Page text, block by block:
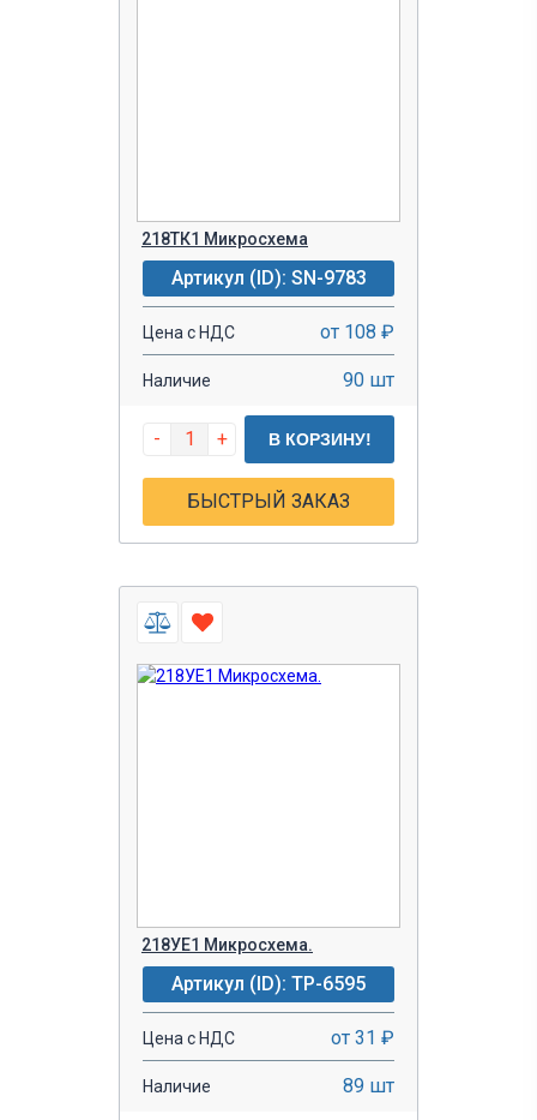
218ТК1 Микросхема
Артикул (ID): SN-9783
Цена с НДС от 108 ₽
Наличие 90 шт
- + В КОРЗИНУ!
БЫСТРЫЙ ЗАКАЗ
218УЕ1 Микросхема.
Артикул (ID): TP-6595
Цена с НДС от 31 ₽
Наличие 89 шт